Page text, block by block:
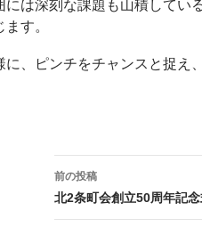
には深刻な課題も山積してい
す。
、ピンチをチャンスと捉え
稿
前の投稿
北2条町会創立50周年記